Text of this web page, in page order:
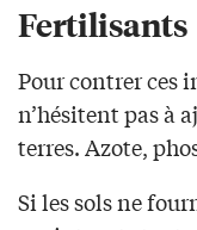
Fertilisants
Pour contrer ces
n’hésitent pas à
terres. Azote,
Si les sols ne